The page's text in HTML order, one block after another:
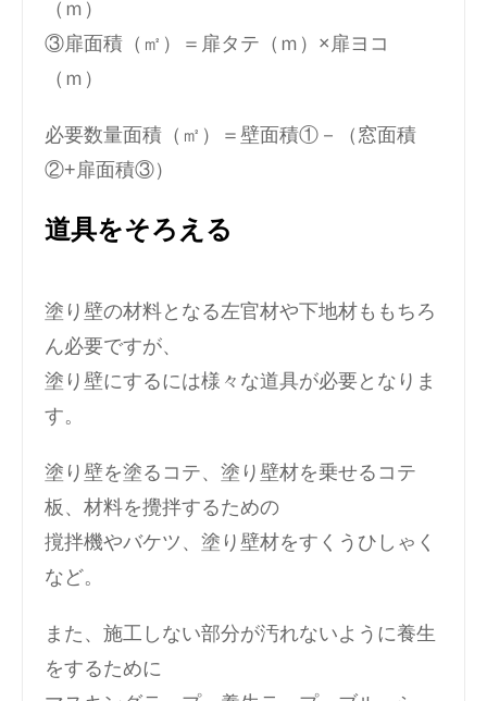
（ｍ）
③扉面積（㎡）＝扉タテ（ｍ）×扉ヨコ
（ｍ）
必要数量面積（㎡）＝壁面積①－（窓面積
②+扉面積③）
道具をそろえる
塗り壁の材料となる左官材や下地材ももちろ
ん必要ですが、
塗り壁にするには様々な道具が必要となりま
す。
塗り壁を塗るコテ、塗り壁材を乗せるコテ
板、材料を攪拌するための
撹拌機やバケツ、塗り壁材をすくうひしゃく
など。
また、施工しない部分が汚れないように養生
をするために